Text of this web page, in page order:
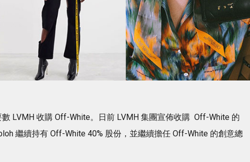
LVMH 收購 Off-White。日前 LVMH 集團宣佈收購 Off-White 的
繼續持有 Off-White 40% 股份，並繼續擔任 Off-White 的創意總